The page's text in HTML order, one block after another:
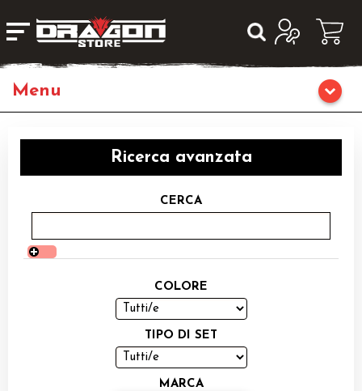
Giochi da Tavolo
Giochi di Ruolo
Librigame
Giochi di Carte Collezionabili
Ricerca avanzata
CERCA
COLORE
TIPO DI SET
MARCA